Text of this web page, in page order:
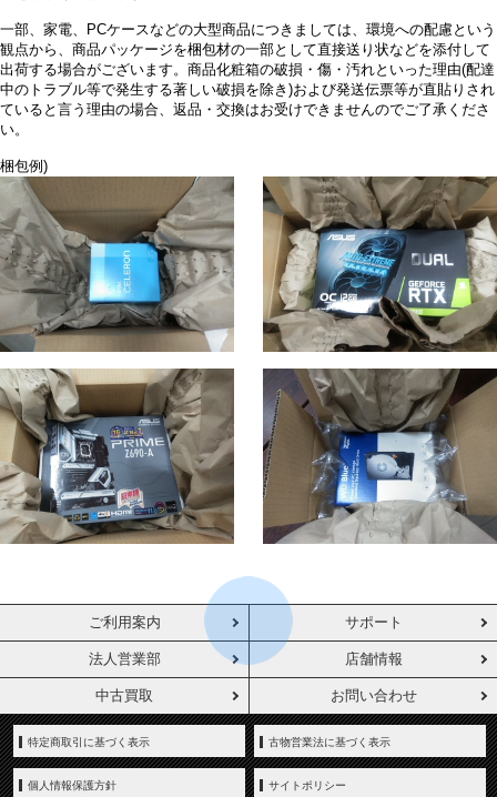
一部、家電、PCケースなどの大型商品につきましては、環境への配慮という
観点から、商品パッケージを梱包材の一部として直接送り状などを添付して
出荷する場合がございます。商品化粧箱の破損・傷・汚れといった理由(配達
中のトラブル等で発生する著しい破損を除き)および発送伝票等が直貼りされ
ていると言う理由の場合、返品・交換はお受けできませんのでご了承くださ
い。
梱包例)
ご利用案内 サポート
法人営業部 店舗情報
中古買取 お問い合わせ
特定商取引に基づく表示 古物営業法に基づく表示
個人情報保護方針 サイトポリシー